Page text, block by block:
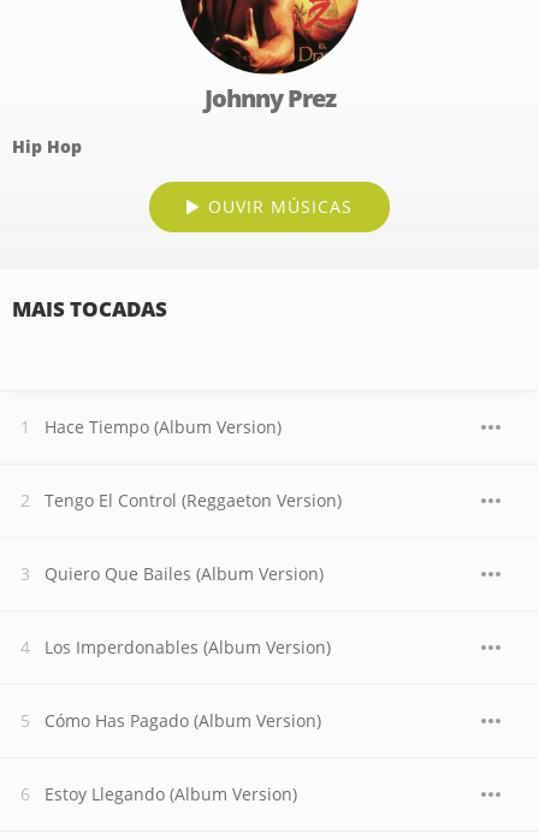
Johnny Prez
Hip Hop
OUVIR MÚSICAS
MAIS TOCADAS
Hace Tiempo (Album Version)
Tengo El Control (Reggaeton Version)
Quiero Que Bailes (Album Version)
Los Imperdonables (Album Version)
Cómo Has Pagado (Album Version)
Estoy Llegando (Album Version)